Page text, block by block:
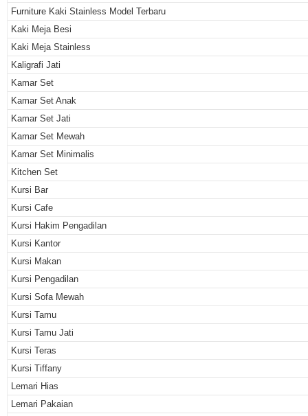
Furniture Kaki Stainless Model Terbaru
Kaki Meja Besi
Kaki Meja Stainless
Kaligrafi Jati
Kamar Set
Kamar Set Anak
Kamar Set Jati
Kamar Set Mewah
Kamar Set Minimalis
Kitchen Set
Kursi Bar
Kursi Cafe
Kursi Hakim Pengadilan
Kursi Kantor
Kursi Makan
Kursi Pengadilan
Kursi Sofa Mewah
Kursi Tamu
Kursi Tamu Jati
Kursi Teras
Kursi Tiffany
Lemari Hias
Lemari Pakaian